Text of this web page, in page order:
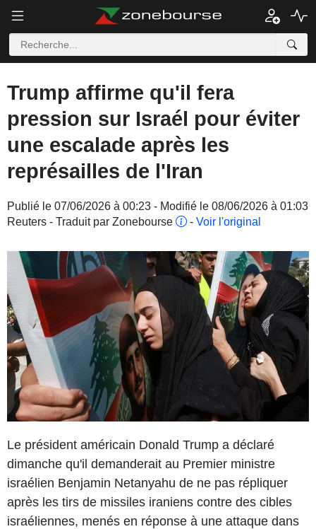
Trump affirme qu'il fera
pression sur Israél pour éviter
une escalade après les
représailles de l'Iran
Publié le 07/06/2026 à 00:23 - Modifié le 08/06/2026 à 01:03
Reuters - Traduit par Zonebourse
- Voir l'original
Le président américain Donald Trump a déclaré
dimanche qu'il demanderait au Premier ministre
israélien Benjamin Netanyahu de ne pas répliquer
après les tirs de missiles iraniens contre des cibles
israéliennes, menés en réponse à une attaque dans